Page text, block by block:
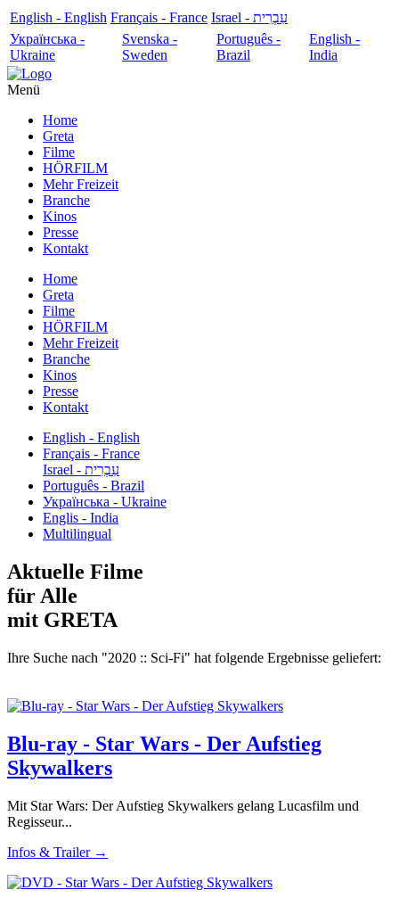
English - English Français - France
עִבְרִית - Israel
Українська -
Ukraine
Svenska -
Sweden
Português -
Brazil
English -
India
Menü
Home
Greta
Filme
HÖRFILM
Mehr Freizeit
Branche
Kinos
Presse
Kontakt
Home
Greta
Filme
HÖRFILM
Mehr Freizeit
Branche
Kinos
Presse
Kontakt
English - English
Français - France
עִבְרִית - Israel
Português - Brazil
Українська - Ukraine
Englis - India
Multilingual
Aktuelle Filme
für Alle
mit GRETA
Ihre Suche nach "2020 :: Sci-Fi" hat folgende Ergebnisse geliefert:
Blu-ray - Star Wars - Der Aufstieg
Skywalkers
Mit Star Wars: Der Aufstieg Skywalkers gelang Lucasfilm und
Regisseur...
Infos & Trailer →